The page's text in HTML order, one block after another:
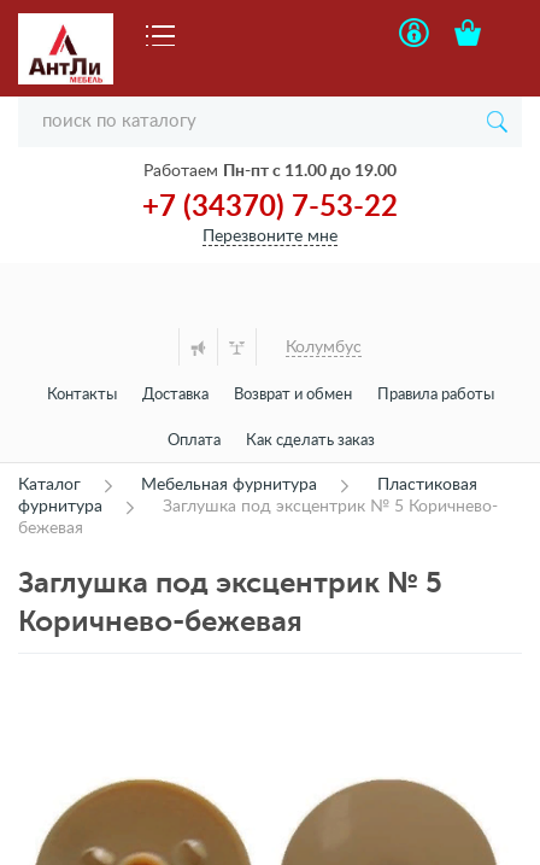
Работаем Пн-пт с 11.00 до 19.00
+7 (34370) 7-53-22
Перезвоните мне
Колумбус
Контакты Доставка Возврат и обмен Правила работы
Оплата Как сделать заказ
Каталог Мебельная фурнитура
Пластиковая
фурнитура
Заглушка под эксцентрик № 5 Коричнево-
бежевая
Заглушка под эксцентрик № 5
Коричнево-бежевая